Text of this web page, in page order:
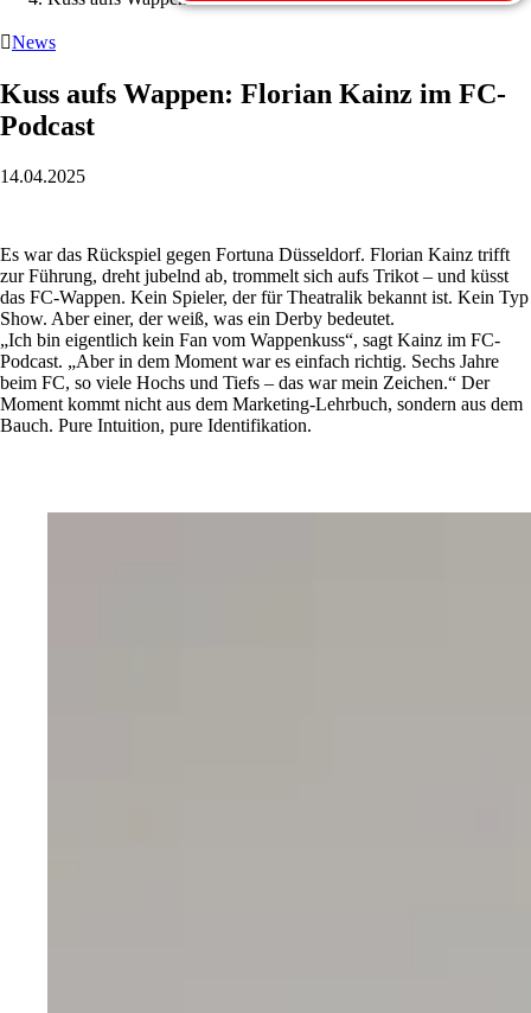
News
Kuss aufs Wappen: Florian Kainz im FC-
Podcast
14.04.2025
Es war das Rückspiel gegen Fortuna Düsseldorf. Florian Kainz trifft
zur Führung, dreht jubelnd ab, trommelt sich aufs Trikot – und küsst
das FC-Wappen. Kein Spieler, der für Theatralik bekannt ist. Kein Typ
Show. Aber einer, der weiß, was ein Derby bedeutet.
„Ich bin eigentlich kein Fan vom Wappenkuss“, sagt Kainz im FC-
Podcast. „Aber in dem Moment war es einfach richtig. Sechs Jahre
beim FC, so viele Hochs und Tiefs – das war mein Zeichen.“ Der
Moment kommt nicht aus dem Marketing-Lehrbuch, sondern aus dem
Bauch. Pure Intuition, pure Identifikation.